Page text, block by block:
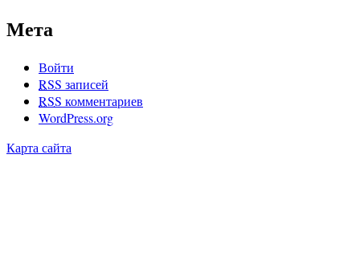
Мета
Войти
RSS записей
RSS комментариев
WordPress.org
Карта сайта